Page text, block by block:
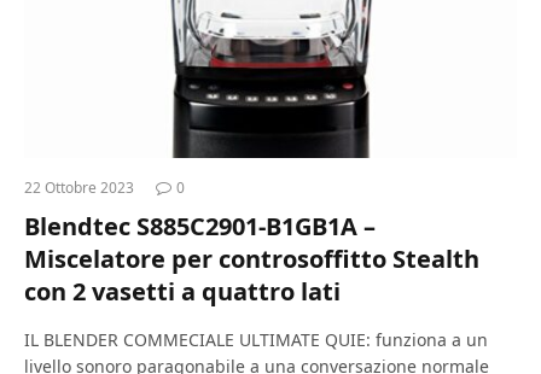
22 Ottobre 2023 0
Blendtec S885C2901-B1GB1A –
Miscelatore per controsoffitto Stealth
con 2 vasetti a quattro lati
IL BLENDER COMMECIALE ULTIMATE QUIE: funziona a un
livello sonoro paragonabile a una conversazione normale